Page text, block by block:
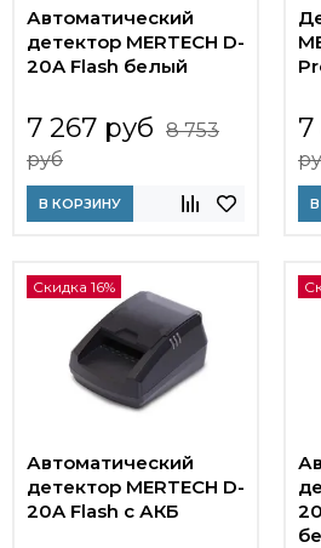
Автоматический
детектор MERTECH D-
20A Flash белый
7 267 руб 8 753
руб
В КОРЗИНУ
7
Скидка 16%
Автоматический
детектор MERTECH D-
20A Flash с АКБ